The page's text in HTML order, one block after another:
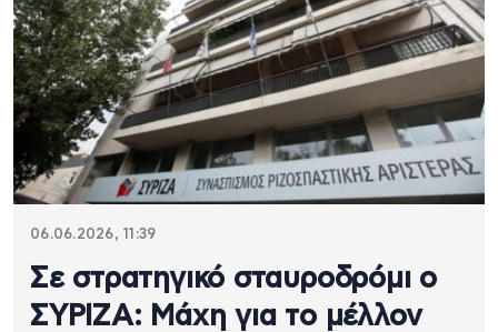
06.06.2026, 11:39
Σε στρατηγικό σταυροδρόμι ο
ΣΥΡΙΖΑ: Μάχη για το μέλλον